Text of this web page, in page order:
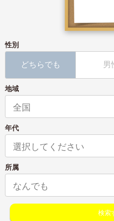
性別
どちらでも 男
地域
年代
所属